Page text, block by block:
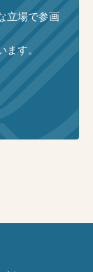
立場で参画
す。